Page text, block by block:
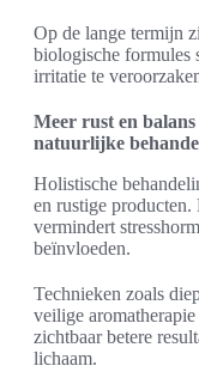
Op de lange termijn
biologische formules
irritatie te
Meer rust en
natuurlijke
Holistische
en rustige producten.
vermindert
beïnvloeden.
Technieken zoals
veilige
zichtbaar betere
lichaam.